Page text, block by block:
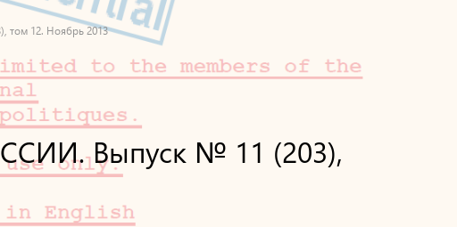
12. Ноябрь 2013
Выпуск № 11 (203),